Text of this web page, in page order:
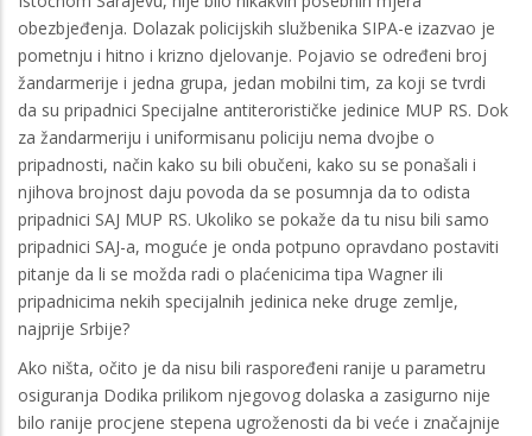
obezbjeđenja. Dolazak policijskih službenika SIPA-e izazvao je
pometnju i hitno i krizno djelovanje. Pojavio se određeni broj
žandarmerije i jedna grupa, jedan mobilni tim, za koji se tvrdi
da su pripadnici Specijalne antiterorističke jedinice MUP RS. Dok
za žandarmeriju i uniformisanu policiju nema dvojbe o
pripadnosti, način kako su bili obučeni, kako su se ponašali i
njihova brojnost daju povoda da se posumnja da to odista
pripadnici SAJ MUP RS. Ukoliko se pokaže da tu nisu bili samo
pripadnici SAJ-a, moguće je onda potpuno opravdano postaviti
pitanje da li se možda radi o plaćenicima tipa Wagner ili
pripadnicima nekih specijalnih jedinica neke druge zemlje,
najprije Srbije?
Ako ništa, očito je da nisu bili raspoređeni ranije u parametru
osiguranja Dodika prilikom njegovog dolaska a zasigurno nije
bilo ranije procjene stepena ugroženosti da bi veće i značajnije